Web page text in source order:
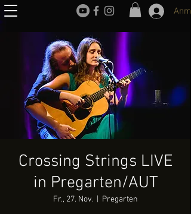
Crossing Strings LIVE
in Pregarten/AUT
Fr., 27. Nov. Pregarten